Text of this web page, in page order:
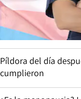
Píldora del día
cumplieron